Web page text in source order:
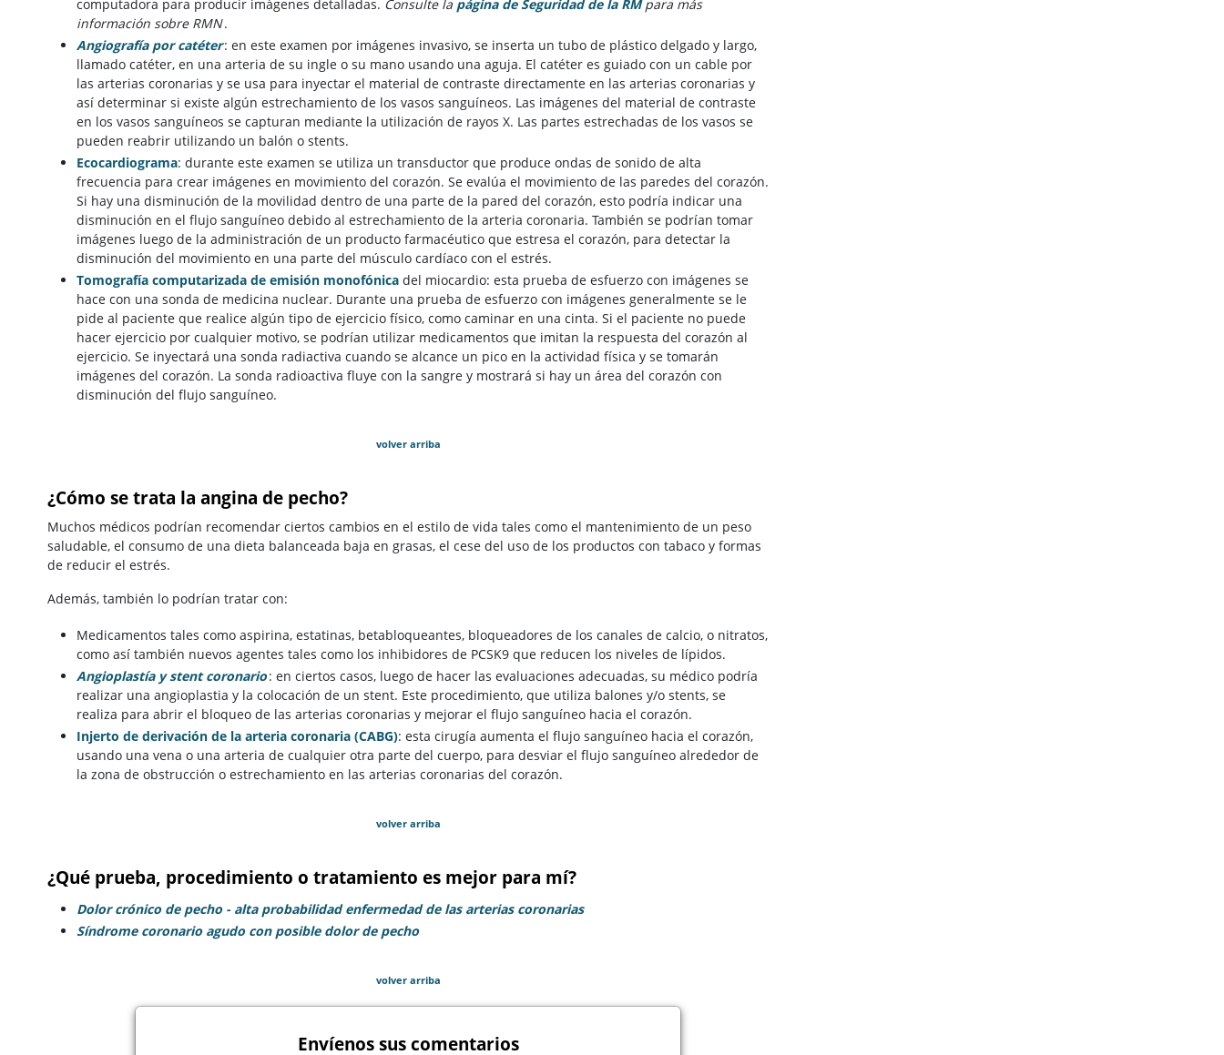
computadora para producir imágenes detalladas. Consulte la página de Seguridad de la RMpara más
información sobre RMN.
Angiografía por catéter: en este examen por imágenes invasivo, se inserta un tubo de plástico delgado y largo,
llamado catéter, en una arteria de su ingle o su mano usando una aguja. El catéter es guiado con un cable por
las arterias coronarias y se usa para inyectar el material de contraste directamente en las arterias coronarias y
así determinar si existe algún estrechamiento de los vasos sanguíneos. Las imágenes del material de contraste
en los vasos sanguíneos se capturan mediante la utilización de rayos X. Las partes estrechadas de los vasos se
pueden reabrir utilizando un balón o stents.
Ecocardiograma: durante este examen se utiliza un transductor que produce ondas de sonido de alta
frecuencia para crear imágenes en movimiento del corazón. Se evalúa el movimiento de las paredes del corazón.
Si hay una disminución de la movilidad dentro de una parte de la pared del corazón, esto podría indicar una
disminución en el flujo sanguíneo debido al estrechamiento de la arteria coronaria. También se podrían tomar
imágenes luego de la administración de un producto farmacéutico que estresa el corazón, para detectar la
disminución del movimiento en una parte del músculo cardíaco con el estrés.
Tomografía computarizada de emisión monofónica del miocardio: esta prueba de esfuerzo con imágenes se
hace con una sonda de medicina nuclear. Durante una prueba de esfuerzo con imágenes generalmente se le
pide al paciente que realice algún tipo de ejercicio físico, como caminar en una cinta. Si el paciente no puede
hacer ejercicio por cualquier motivo, se podrían utilizar medicamentos que imitan la respuesta del corazón al
ejercicio. Se inyectará una sonda radiactiva cuando se alcance un pico en la actividad física y se tomarán
imágenes del corazón. La sonda radioactiva fluye con la sangre y mostrará si hay un área del corazón con
disminución del flujo sanguíneo.
volver arriba
¿Cómo se trata la angina de pecho?
Muchos médicos podrían recomendar ciertos cambios en el estilo de vida tales como el mantenimiento de un peso
saludable, el consumo de una dieta balanceada baja en grasas, el cese del uso de los productos con tabaco y formas
de reducir el estrés.
Además, también lo podrían tratar con:
Medicamentos tales como aspirina, estatinas, betabloqueantes, bloqueadores de los canales de calcio, o nitratos,
como así también nuevos agentes tales como los inhibidores de PCSK9 que reducen los niveles de lípidos.
Angioplastía y stent coronario: en ciertos casos, luego de hacer las evaluaciones adecuadas, su médico podría
realizar una angioplastia y la colocación de un stent. Este procedimiento, que utiliza balones y/o stents, se
realiza para abrir el bloqueo de las arterias coronarias y mejorar el flujo sanguíneo hacia el corazón.
Injerto de derivación de la arteria coronaria (CABG): esta cirugía aumenta el flujo sanguíneo hacia el corazón,
usando una vena o una arteria de cualquier otra parte del cuerpo, para desviar el flujo sanguíneo alrededor de
la zona de obstrucción o estrechamiento en las arterias coronarias del corazón.
volver arriba
¿Qué prueba, procedimiento o tratamiento es mejor para mí?
Dolor crónico de pecho - alta probabilidad enfermedad de las arterias coronarias
Síndrome coronario agudo con posible dolor de pecho
volver arriba
Envíenos sus comentarios